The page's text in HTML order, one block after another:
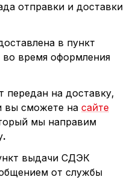
отправки и доставки
в пункт
время оформления
передан на доставку,
вы сможете на сайте
мы направим
.
выдачи СДЭК
от службы